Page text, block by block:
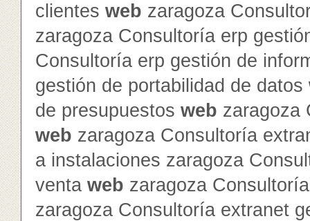
clientes web zaragoza
zaragoza Consultoría erp
Consultoría erp gestión de
gestión de portabilidad de datos
de presupuestos web zaragoza
web zaragoza Consultoría
a instalaciones zaragoza
venta web zaragoza
zaragoza Consultoría extranet